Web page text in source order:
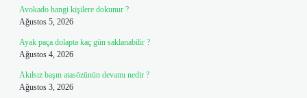
Avokado hangi kişilere dokunur ?
Ağustos 5, 2026
Ayak paça dolapta kaç gün saklanabilir ?
Ağustos 4, 2026
Akılsız başın atasözünün devamı nedir ?
Ağustos 3, 2026